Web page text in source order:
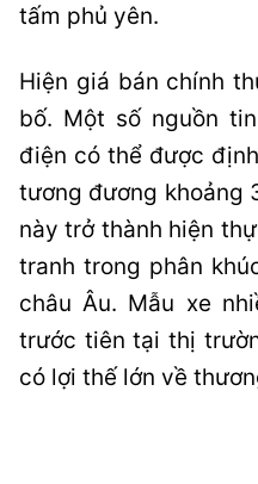
tấm phủ yên.
Hiện giá bán chính
bố. Một số nguồn
điện có thể được
tương đương khoảng
này trở thành hiện
tranh trong phân
châu Âu. Mẫu xe
trước tiên tại thị
có lợi thế lớn về